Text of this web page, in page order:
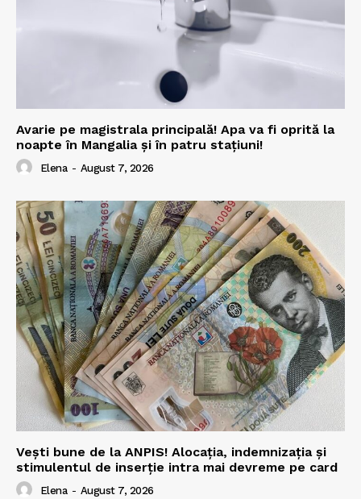
Avarie pe magistrala principală! Apa va fi oprită la
noapte în Mangalia și în patru stațiuni!
Elena - August 7, 2026
Vești bune de la ANPIS! Alocația, indemnizația și
stimulentul de inserție intra mai devreme pe card
Elena - August 7, 2026